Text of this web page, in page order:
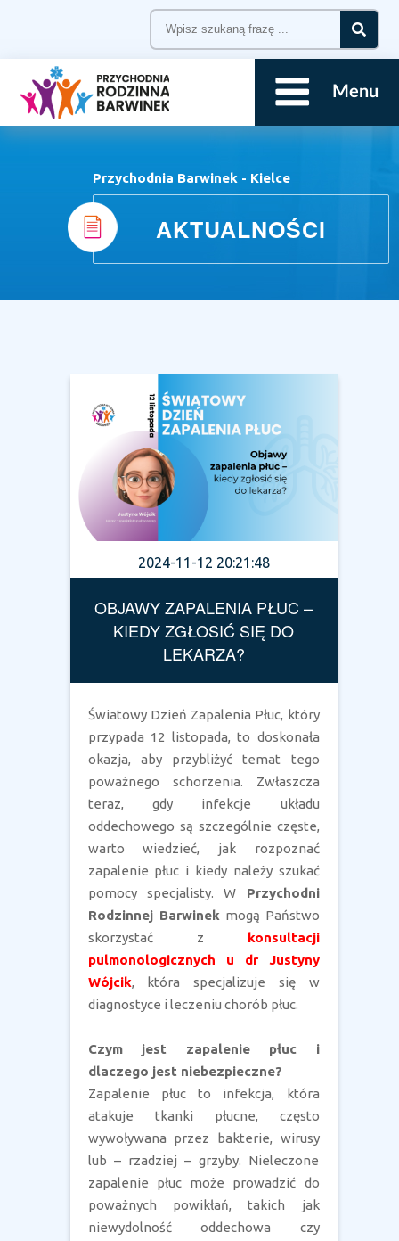
Menu
Przychodnia Barwinek - Kielce
AKTUALNOŚCI
2024-11-12 20:21:48
OBJAWY ZAPALENIA PŁUC –
KIEDY ZGŁOSIĆ SIĘ DO
LEKARZA?
Światowy Dzień Zapalenia Płuc, który
przypada 12 listopada, to doskonała
okazja, aby przybliżyć temat tego
poważnego schorzenia. Zwłaszcza
teraz, gdy infekcje układu
oddechowego są szczególnie częste,
warto wiedzieć, jak rozpoznać
zapalenie płuc i kiedy należy szukać
pomocy specjalisty. W Przychodni
Rodzinnej Barwinek mogą Państwo
skorzystać z konsultacji
pulmonologicznych u dr Justyny
Wójcik, która specjalizuje się w
diagnostyce i leczeniu chorób płuc.
Czym jest zapalenie płuc i
dlaczego jest niebezpieczne?
Zapalenie płuc to infekcja, która
atakuje tkanki płucne, często
wywoływana przez bakterie, wirusy
lub – rzadziej – grzyby. Nieleczone
zapalenie płuc może prowadzić do
poważnych powikłań, takich jak
niewydolność oddechowa czy